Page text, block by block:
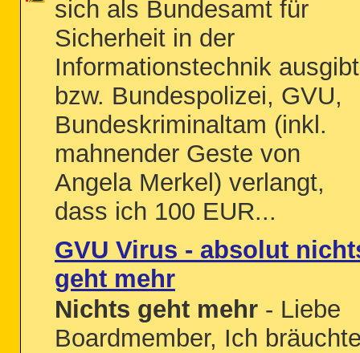
sich als Bundesamt für
Sicherheit in der
Informationstechnik ausgibt
bzw. Bundespolizei, GVU,
Bundeskriminaltam (inkl.
mahnender Geste von
Angela Merkel) verlangt,
dass ich 100 EUR...
GVU Virus - absolut
geht mehr
Nichts geht mehr - Liebe
Boardmember, Ich